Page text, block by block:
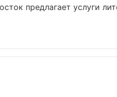
предлагает услуги